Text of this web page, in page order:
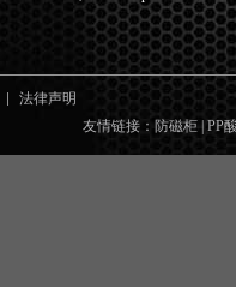
法律声明
友情链接： 防磁柜 PP